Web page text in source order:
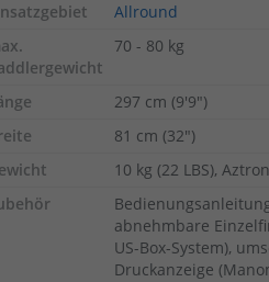
Allround
70 - 80 kg
297 cm (9'9")
81 cm (32")
10 kg (22 LBS),
abnehmbare
US-Box-System),
Druckanzeige